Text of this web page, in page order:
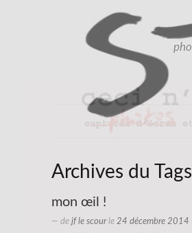
Archives du
mon œil !
— de jf le scourle 24 décembre 2014